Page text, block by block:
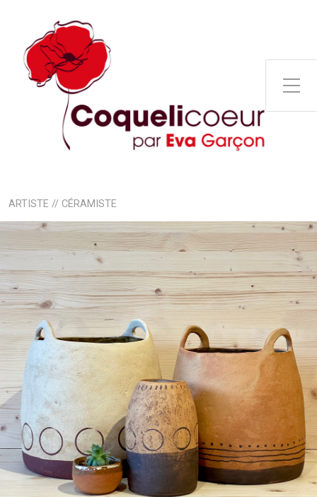
Toggle Side Menu
ARTISTE // CÉRAMISTE